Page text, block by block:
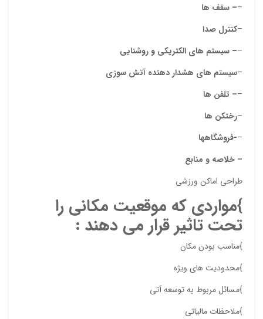
–– سقف ها
–کنترل صدا
–– سیستم های الکتریکی و روشنایی
–سیستم های هشدار دهنده آتش سوزی
–– تلفن ها
–رختکن ها
–-فروشگاهها
– خلاصه و منابع
طراحی اماکن ورزشی
}مواردی که موقعیت مکانی را
تحت تاثیر قرار می دهند :
}مناسب بودن مکان
}محدودیت های ویژه
}مسائل مربوط به توسعه آتی
}ملاحظات مالیاتی